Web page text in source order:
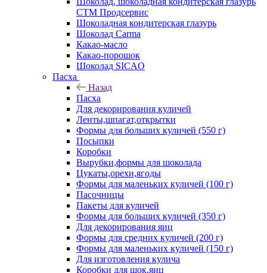
СТМ Продсервис
Шоколадная кондитерская глазурь
Шоколад Carma
Какао-масло
Какао-порошок
Шоколад SICAO
Пасха
Назад
Пасха
Для декорирования куличей
Ленты,шпагат,открытки
Формы для больших куличей (550 г)
Посыпки
Коробки
Вырубки,формы для шоколада
Цукаты,орехи,ягоды
Формы для маленьких куличей (100 г)
Пасочницы
Пакеты для куличей
Формы для больших куличей (350 г)
Для декорирования яиц
Формы для средних куличей (200 г)
Формы для маленьких куличей (150 г)
Для изготовления кулича
Коробки для шок.яиц